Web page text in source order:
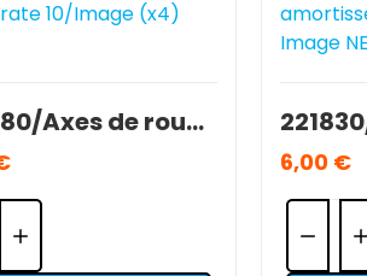
220880/Axes de roues AV T2M Pirate 10/Image (x4) NEUF.
6,00 €
Quantité: